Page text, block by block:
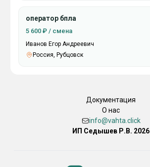
оператор бпла
5 600 ₽ / смена
Иванов Егор Андреевич
Россия, Рубцовск
Документация
О нас
info@vahta.click
ИП Седышев Р.В. 2026